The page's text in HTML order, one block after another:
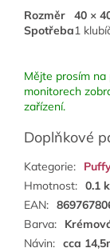
Rozměr 40 ×
Spotřeba1
Mějte prosím
monitorech
zařízení.
Doplňkové
Kategorie:
Hmotnost: 0.1
EAN:
Barva:
Návin: cca